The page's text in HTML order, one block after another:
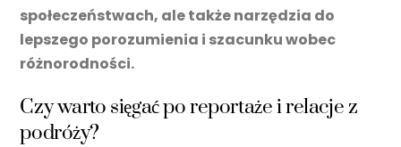
społeczeństwach, ale także narzędzia do
lepszego porozumienia i szacunku wobec
różnorodności.
Czy warto sięgać po reportaże i relacje z
podróży?